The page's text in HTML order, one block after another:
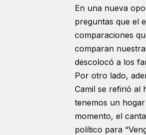
En una nueva
preguntas que el
comparaciones
comparan
descolocó a los
Por otro lado,
Camil se refirió al
tenemos un
momento, el
político para